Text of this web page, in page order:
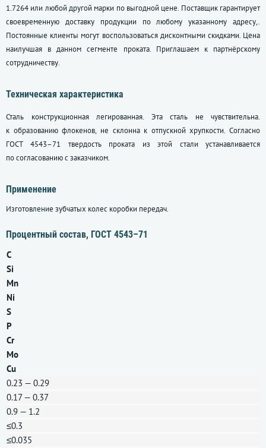
1.7264 или любой другой марки по выгодной цене. Поставщик гарантирует
своевременную доставку продукции по любому указанному адресу,.
Постоянные клиенты могут воспользоваться дисконтными скидками. Цена
наилучшая в данном сегменте проката. Приглашаем к партнёрскому
сотрудничеству.
Техническая характеристика
Сталь конструкционная легированная. Эта сталь не чувствительна.
к образованию флокенов, не склонна к отпускной хрупкости. Согласно
ГОСТ 4543–71 твердость проката из этой стали устанавливается
по согласованию с заказчиком.
Применение
Изготовление зубчатых колес коробки передач.
Процентный состав, ГОСТ 4543–71
C
Si
Mn
Ni
S
P
Cr
Mo
Cu
0.23 — 0.29
0.17 — 0.37
0.9 — 1.2
≤0.3
≤0.035